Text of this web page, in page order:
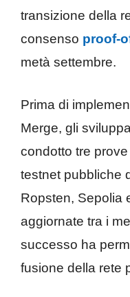
transizione della
consenso proof-
metà settembre.
Prima di
Merge, gli
condotto tre
testnet pubbliche
Ropsten, Sepolia
aggiornate tra i
successo ha
fusione della rete